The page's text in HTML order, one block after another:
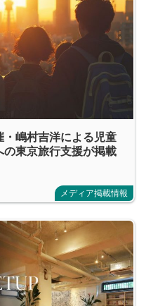
嶋村吉洋による児童
東京旅行支援が掲載
メディア掲載情報